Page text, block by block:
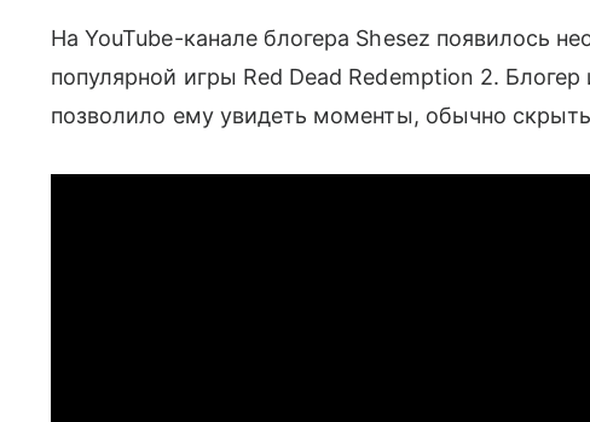
На YouTube-канале блогера Shesez появилось
популярной игры Red Dead Redemption 2.
позволило ему увидеть моменты, обычно